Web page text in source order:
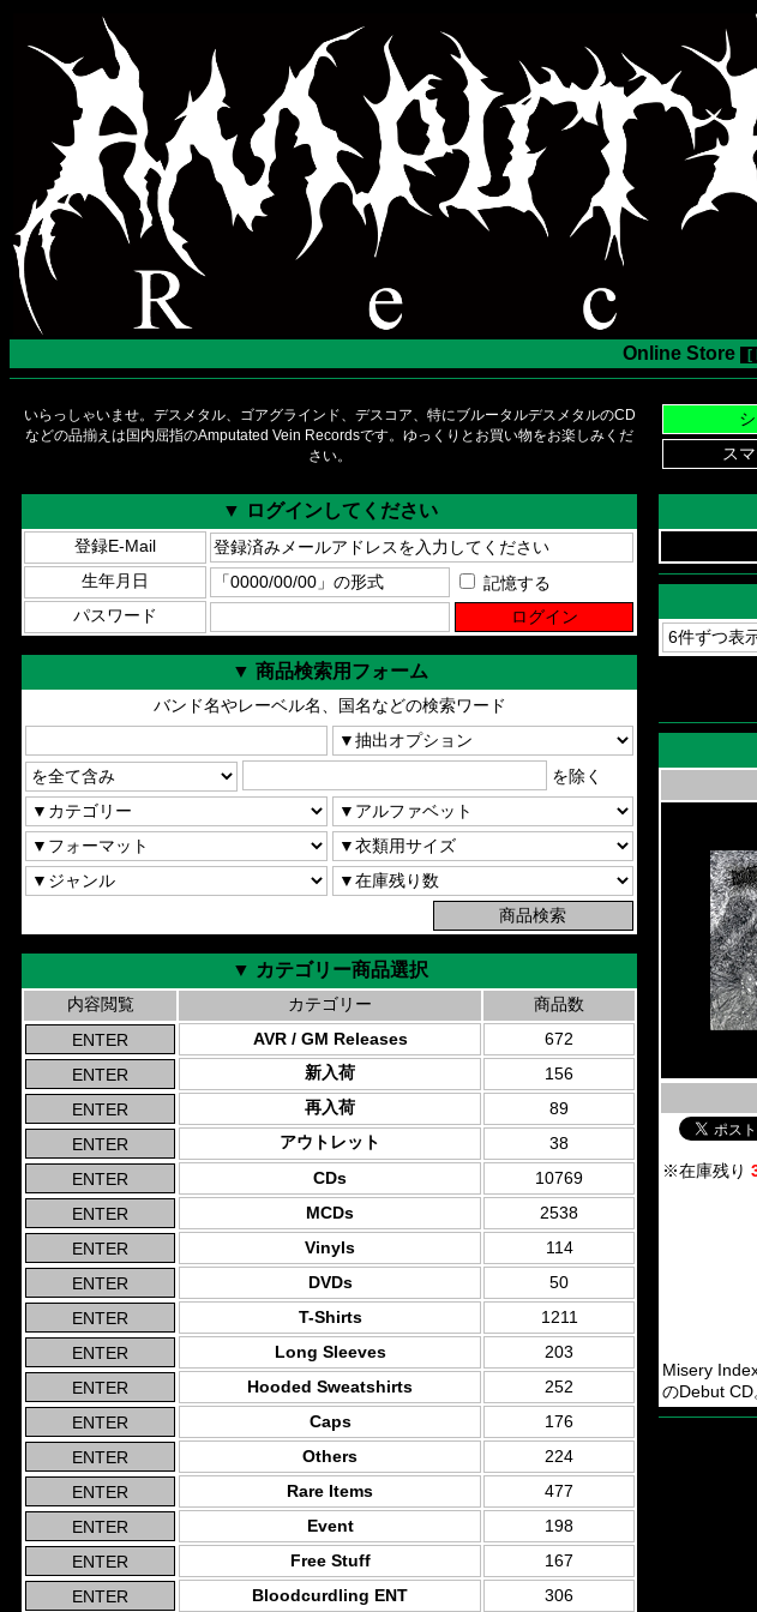
Online Store [
いらっしゃいませ。デスメタル、ゴアグラインド、デスコア、特にブルータルデスメタルのCD
などの品揃えは国内屈指のAmputated Vein Recordsです。ゆっくりとお買い物をお楽しみくだ
さい。
▼ ログインしてください
登録E-Mail
生年月日
記憶する
パスワード
▼ 商品検索用フォーム
バンド名やレーベル名、国名などの検索ワード
を除く
▼ カテゴリー商品選択
内容閲覧 カテゴリー
商品数
AVR / GM Releases
672
新入荷
156
再入荷
89
アウトレット
38
CDs
10769
MCDs
2538
Vinyls
114
DVDs
50
T-Shirts
1211
Long Sleeves
203
Hooded Sweatshirts
252
Caps
176
Others
224
Rare Items
477
Event
198
Free Stuff
167
Bloodcurdling ENT
306
※在庫残り
Misery
のDebut CD